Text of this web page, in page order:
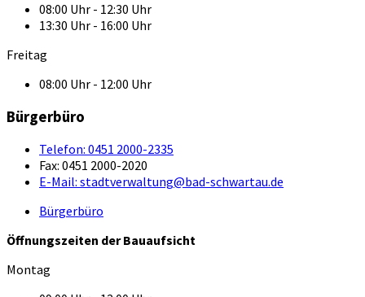
08:00 Uhr - 12:30 Uhr
13:30 Uhr - 16:00 Uhr
Freitag
08:00 Uhr - 12:00 Uhr
Bürgerbüro
Telefon: 0451 2000-2335
Fax: 0451 2000-2020
E-Mail: stadtverwaltung@bad-schwartau.de
Bürgerbüro
Öffnungszeiten der Bauaufsicht
Montag